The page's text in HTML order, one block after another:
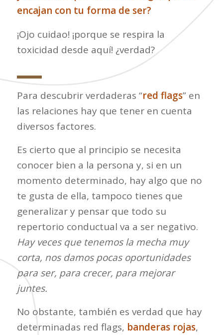
encajan con tu forma de ser?
¡Ojo cuidao! ¡porque se respira la
toxicidad desde aquí! ¿verdad?
Para descubrir verdaderas “red flags” en
las relaciones hay que tener en cuenta
diversos factores.
Es cierto que al principio se necesita
conocer bien a la persona y, si en un
momento determinado, hay algo que no
te gusta de ella, tampoco tienes que
generalizar y pensar que todo su
repertorio conductual va a ser negativo.
Hay veces que tenemos la mecha muy
corta, nos damos pocas oportunidades
para ser, para crecer, para mejorar
juntes.
No obstante, también es verdad que hay
determinadas red flags, banderas rojas,